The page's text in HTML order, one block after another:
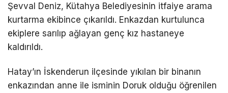
Şevval Deniz, Kütahya Belediyesinin itfaiye arama
kurtarma ekibince çıkarıldı. Enkazdan kurtulunca
ekiplere sarılıp ağlayan genç kız hastaneye
kaldırıldı.
Hatay’ın İskenderun ilçesinde yıkılan bir binanın
enkazından anne ile isminin Doruk olduğu öğrenilen